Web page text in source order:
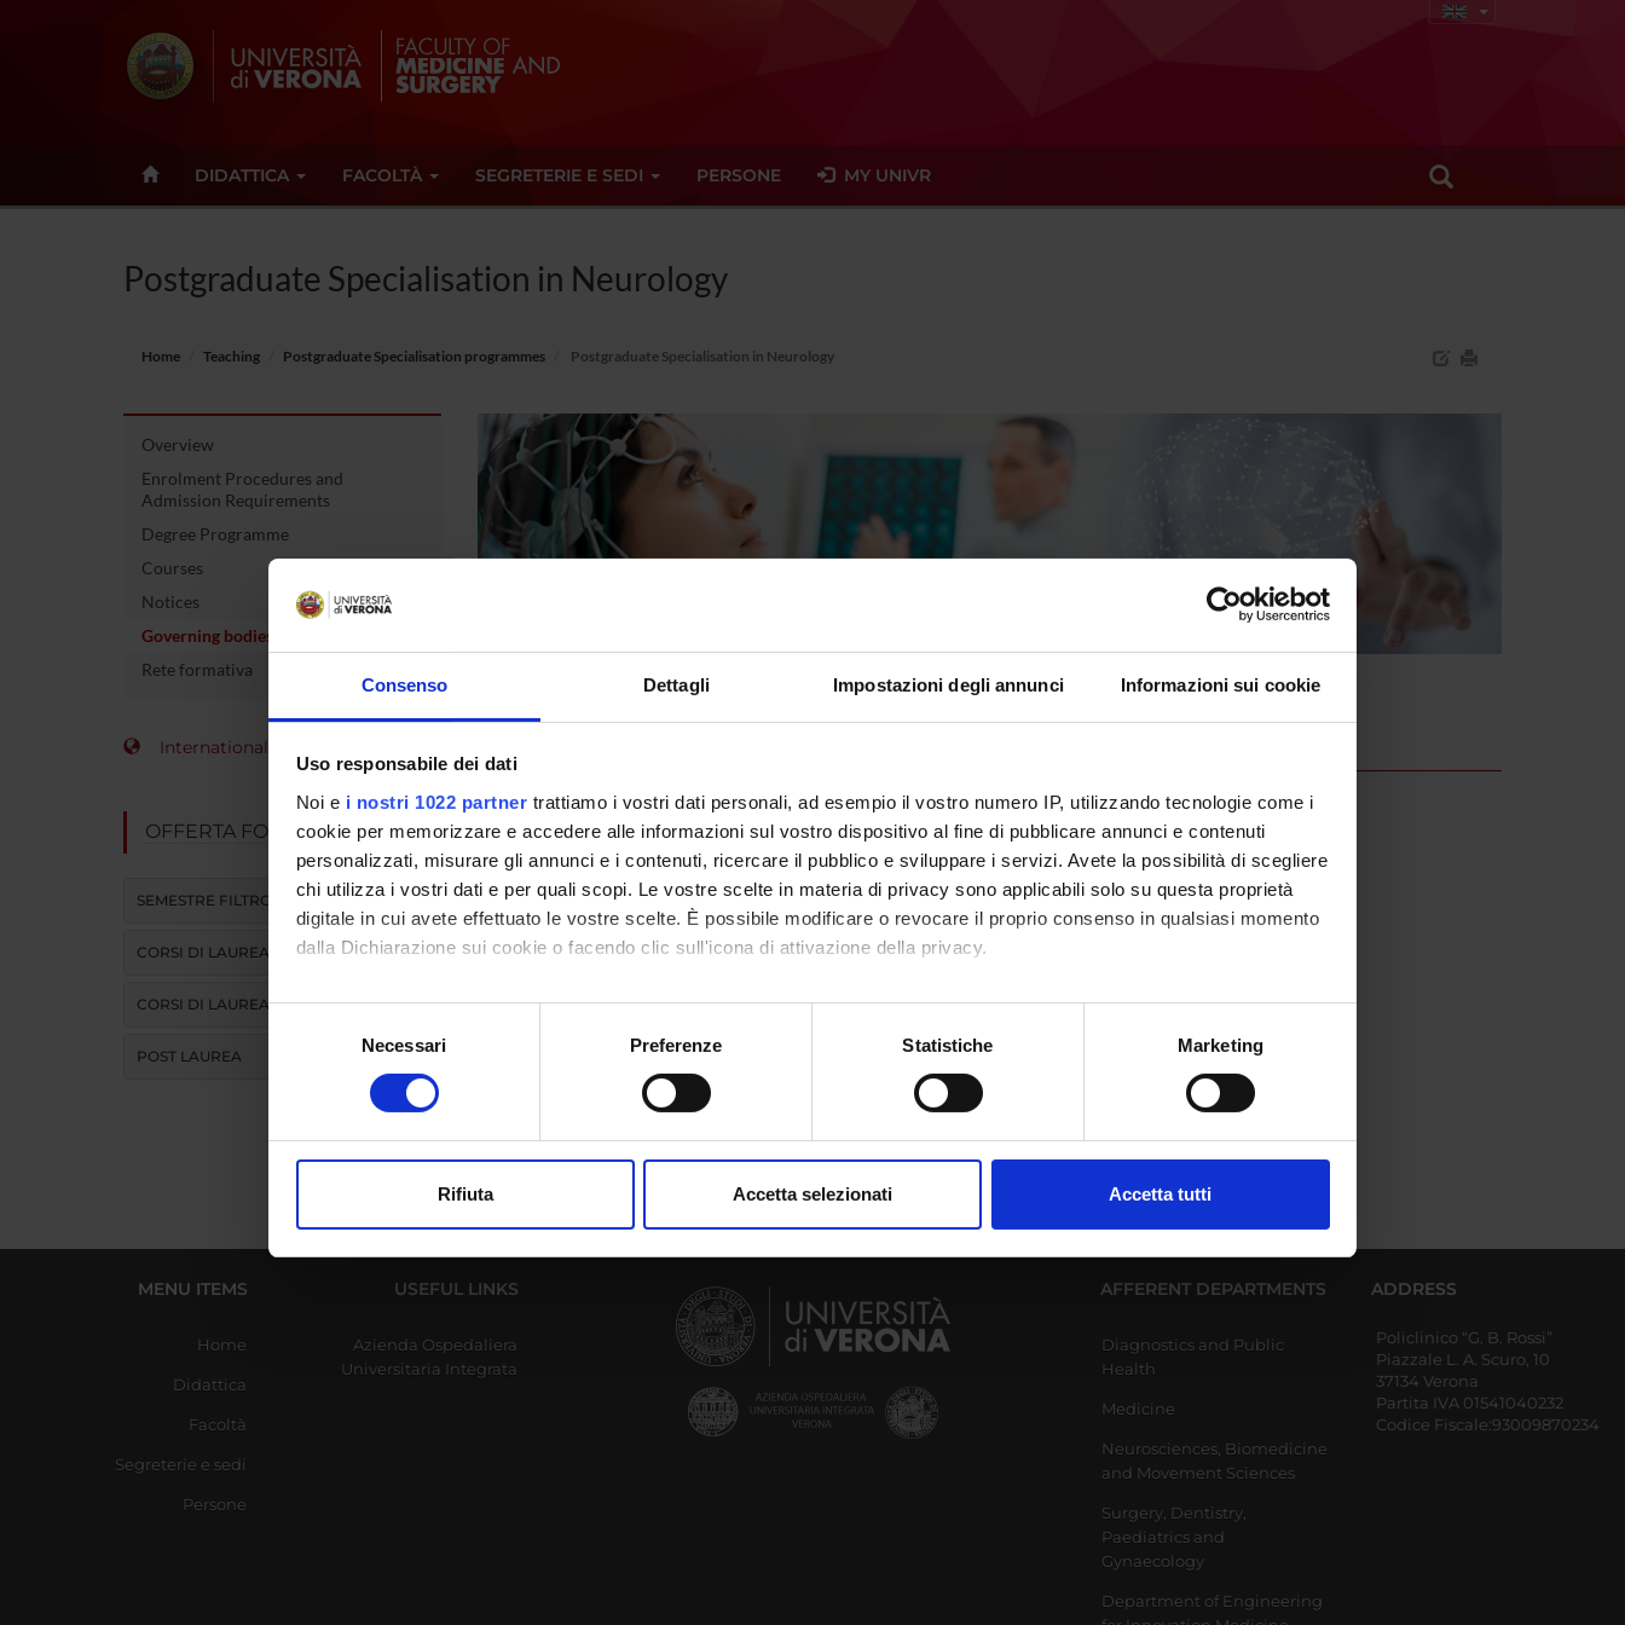
Consenso Dettagli Impostazioni degli annunci Informazioni sui cookie
Uso responsabile dei dati
Noi e i nostri 1022 partner trattiamo i vostri dati personali, ad esempio il vostro numero IP, utilizzando tecnologie come i
cookie per memorizzare e accedere alle informazioni sul vostro dispositivo al fine di pubblicare annunci e contenuti
personalizzati, misurare gli annunci e i contenuti, ricercare il pubblico e sviluppare i servizi. Avete la possibilità di scegliere
chi utilizza i vostri dati e per quali scopi. Le vostre scelte in materia di privacy sono applicabili solo su questa proprietà
digitale in cui avete effettuato le vostre scelte. È possibile modificare o revocare il proprio consenso in qualsiasi momento
dalla Dichiarazione sui cookie o facendo clic sull'icona di attivazione della privacy.
Con il tuo consenso, vorremmo anche:
raccogliere informazioni sulla tua posizione geografica, con un'approssimazione di qualche metro,
digitali).
modificare o ritirare il tuo consenso in qualsiasi momento dalla Dichiarazione sui cookie.
che hanno raccolto dal tuo utilizzo dei loro servizi.
Selezione
Necessari Preferenze Statistiche Marketing
Rifiuta Accetta selezionati Accetta tutti
DIDATTICA FACOLTÀ SEGRETERIE E SEDI PERSONE MY UNIVR
Postgraduate Specialisation in Neurology
Home Teaching Postgraduate Specialisation programmes Postgraduate Specialisation in Neurology
Overview
Enrolment Procedures and
Admission Requirements
Degree Programme
Courses
Notices
Governing bodies
Rete formativa
International Students
OFFERTA FORMATIVA
SEMESTRE FILTRO
CORSI DI LAUREA
CORSI DI LAUREA MAGISTRALE
POST LAUREA
Governing bodies
Consiglio della Scuola di Specializzazione in
Neurologia
Chairperson: Tinazzi Michele
MENU ITEMS
Home
Didattica
Facoltà
Segreterie e sedi
Persone
USEFUL LINKS
Azienda Ospedaliera
Universitaria Integrata
AFFERENT DEPARTMENTS
Diagnostics and Public
Health
Medicine
Neurosciences, Biomedicine
and Movement Sciences
Surgery, Dentistry,
Paediatrics and
Gynaecology
Department of Engineering
ADDRESS
Policlinico “G. B. Rossi”
Piazzale L. A. Scuro, 10
37134 Verona
Partita IVA 01541040232
Codice Fiscale:93009870234